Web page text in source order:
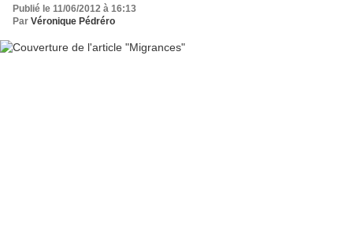
Publié le 11/06/2012 à 16:13
Par Véronique Pédréro